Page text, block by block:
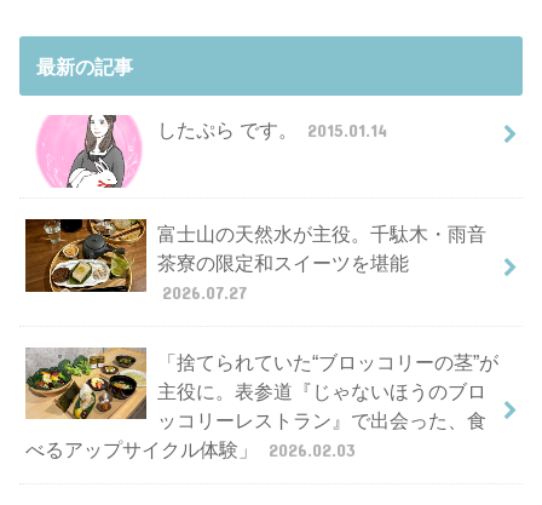
最新の記事
したぷら です。 2015.01.14
富士山の天然水が主役。千駄木・雨音
茶寮の限定和スイーツを堪能
2026.07.27
「捨てられていた“ブロッコリーの茎”が
主役に。表参道『じゃないほうのブロ
ッコリーレストラン』で出会った、食
べるアップサイクル体験」
2026.02.03